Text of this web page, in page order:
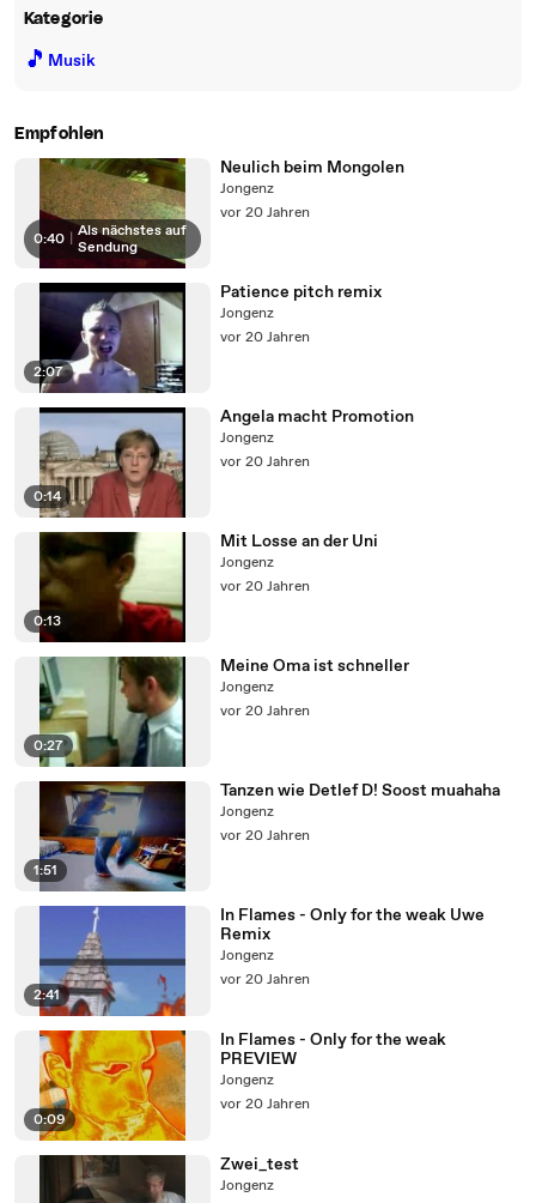
Kategorie
🎵 Musik
Empfohlen
0:40
Als nächstes auf
Sendung
Neulich beim Mongolen
Jongenz
vor 20 Jahren
2:07
Patience pitch remix
Jongenz
vor 20 Jahren
0:14
Angela macht Promotion
Jongenz
vor 20 Jahren
0:13
Mit Losse an der Uni
Jongenz
vor 20 Jahren
0:27
Meine Oma ist schneller
Jongenz
vor 20 Jahren
1:51
Tanzen wie Detlef D! Soost muahaha
Jongenz
vor 20 Jahren
2:41
In Flames - Only for the weak Uwe
Remix
Jongenz
vor 20 Jahren
0:09
In Flames - Only for the weak
PREVIEW
Jongenz
vor 20 Jahren
Zwei_test
Jongenz